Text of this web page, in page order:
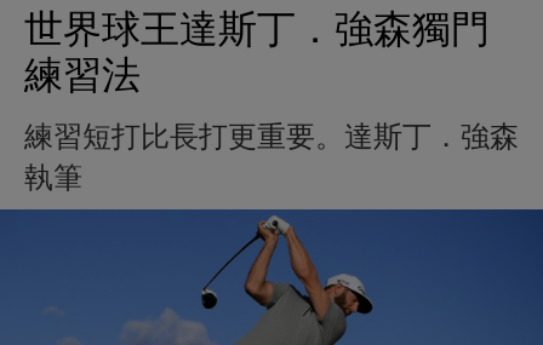
世界球王達斯丁．強森獨門
練習法
練習短打比長打更重要。達斯丁．強森
執筆